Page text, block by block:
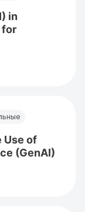
in
for
Use of
(GenAI)